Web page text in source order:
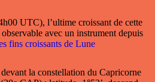
UTC), l’ultime croissant de cette
avec un instrument depuis
fins croissants de Lune
la constellation du Capricorne